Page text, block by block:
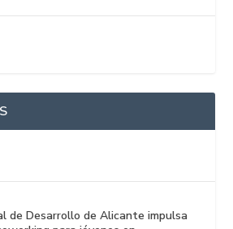
de Desarrollo de Alicante impulsa